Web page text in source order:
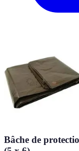
Bâche de